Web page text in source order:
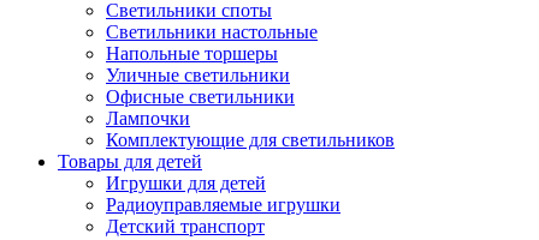
Светильники споты
Светильники настольные
Напольные торшеры
Уличные светильники
Офисные светильники
Лампочки
Комплектующие для светильников
Товары для детей
Игрушки для детей
Радиоуправляемые игрушки
Детский транспорт